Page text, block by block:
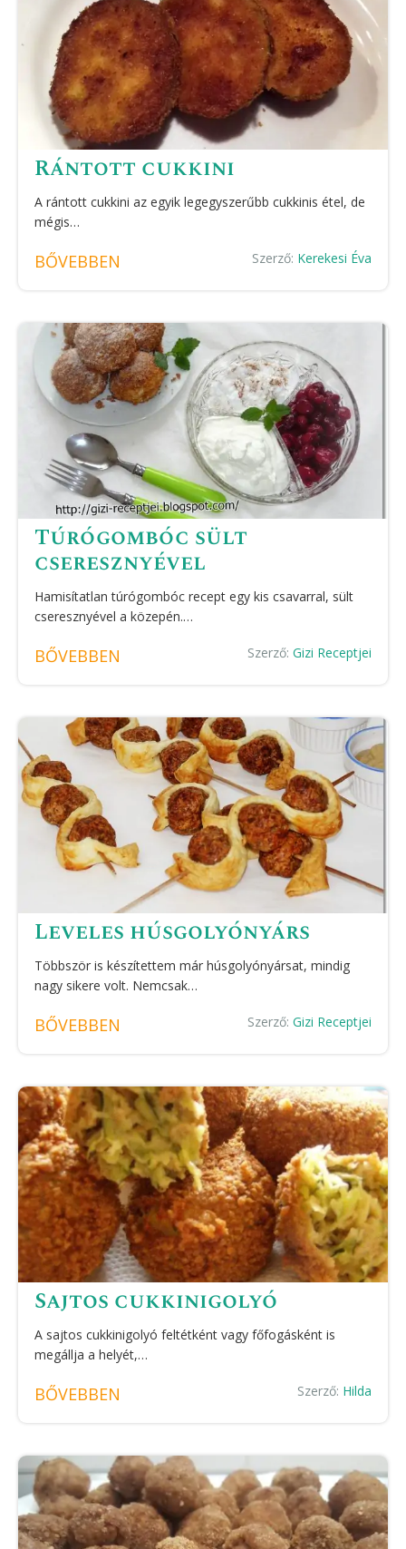
Rántott cukkini
A rántott cukkini az egyik legegyszerűbb cukkinis étel, de
mégis…
BŐVEBBEN Szerző: Kerekesi Éva
Túrógombóc sült
cseresznyével
Hamisítatlan túrógombóc recept egy kis csavarral, sült
cseresznyével a közepén.…
BŐVEBBEN Szerző: Gizi Receptjei
Leveles húsgolyónyárs
Többször is készítettem már húsgolyónyársat, mindig
nagy sikere volt. Nemcsak…
BŐVEBBEN Szerző: Gizi Receptjei
Sajtos cukkinigolyó
A sajtos cukkinigolyó feltétként vagy főfogásként is
megállja a helyét,…
BŐVEBBEN Szerző: Hilda